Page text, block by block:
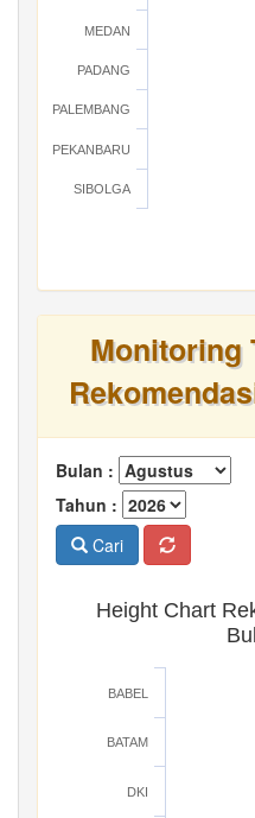
MEDAN
PADANG
PALEMBANG
PEKANBARU
SIBOLGA
Monitoring
Bulan :
Tahun :
Cari
Height Chart
BABEL
BATAM
DKI